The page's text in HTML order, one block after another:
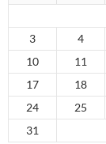
3
4
10
11
17
18
24
25
31